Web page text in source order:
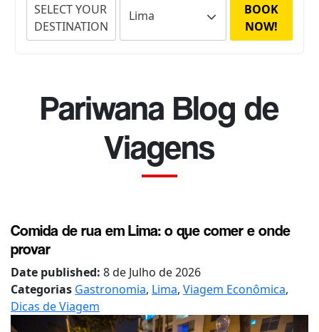
SELECT YOUR
DESTINATION
BOOK
NOW!
Pariwana Blog de
Viagens
Comida de rua em Lima: o que comer e onde
provar
Date published: 8 de Julho de 2026
Categorias Gastronomia, Lima, Viagem Econômica,
Dicas de Viagem